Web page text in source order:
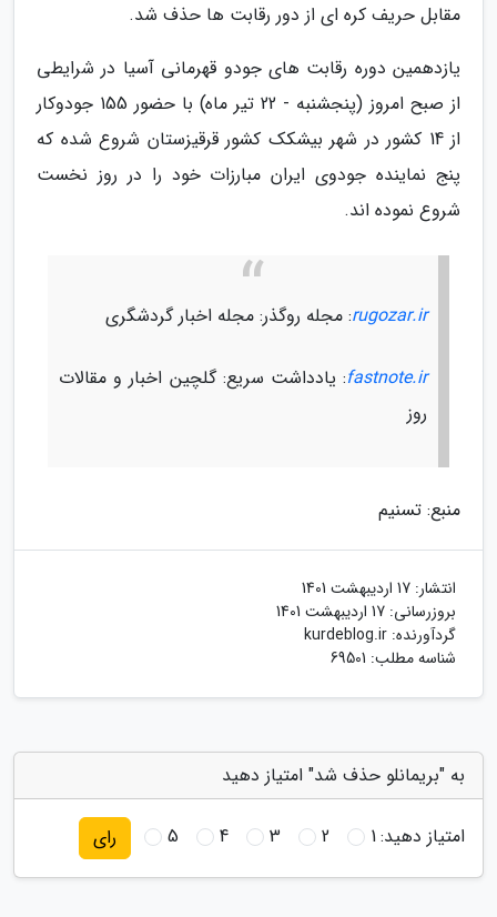
مقابل حریف کره ای از دور رقابت ها حذف شد.
یازدهمین دوره رقابت های جودو قهرمانی آسیا در شرایطی
از صبح امروز (پنجشنبه - 22 تیر ماه) با حضور 155 جودوکار
از 14 کشور در شهر بیشکک کشور قرقیزستان شروع شده که
پنج نماینده جودوی ایران مبارزات خود را در روز نخست
شروع نموده اند.
rugozar.ir: مجله روگذر: مجله اخبار گردشگری
fastnote.ir: یادداشت سریع: گلچین اخبار و مقالات
روز
منبع: تسنیم
انتشار: 17 اردیبهشت 1401
بروزرسانی: 17 اردیبهشت 1401
گردآورنده: kurdeblog.ir
شناسه مطلب: 69501
به "بریمانلو حذف شد" امتیاز دهید
امتیاز دهید:1
2
3
4
5 رای